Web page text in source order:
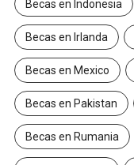
Becas en Indonesia
Becas en Irlanda
Becas en Mexico
Becas en Pakistan
Becas en Rumania